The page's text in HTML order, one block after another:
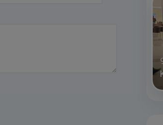
BOYU MUTLULUKLAR DİLERİZ